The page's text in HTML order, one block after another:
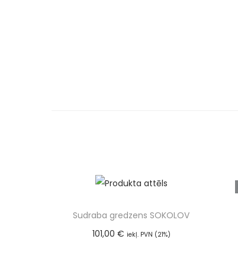
Sudraba gredzens SOKOLOV
101,00 € iekļ. PVN (21%)